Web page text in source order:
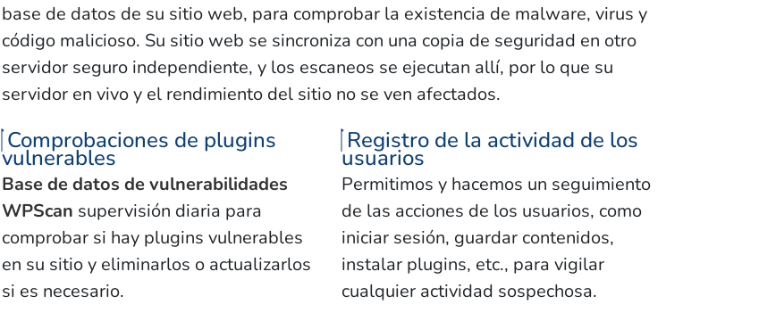
base de datos de su sitio web, para comprobar la existencia de malware, virus y
código malicioso. Su sitio web se sincroniza con una copia de seguridad en otro
servidor seguro independiente, y los escaneos se ejecutan allí, por lo que su
servidor en vivo y el rendimiento del sitio no se ven afectados.
Comprobaciones de plugins
vulnerables
Base de datos de vulnerabilidades
WPScan supervisión diaria para
comprobar si hay plugins vulnerables
en su sitio y eliminarlos o actualizarlos
si es necesario.
Registro de la actividad de los
usuarios
Permitimos y hacemos un seguimiento
de las acciones de los usuarios, como
iniciar sesión, guardar contenidos,
instalar plugins, etc., para vigilar
cualquier actividad sospechosa.